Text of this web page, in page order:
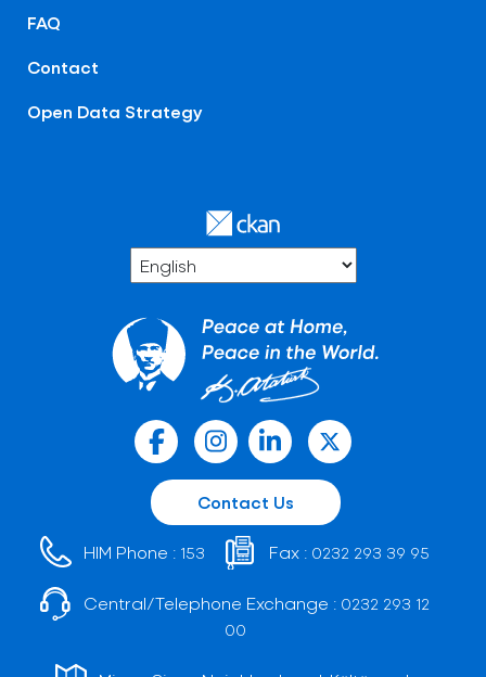
FAQ
Contact
Open Data Strategy
Contact Us
HIM Phone : 153 Fax : 0232 293 39 95
Central/Telephone Exchange : 0232 293 12
00